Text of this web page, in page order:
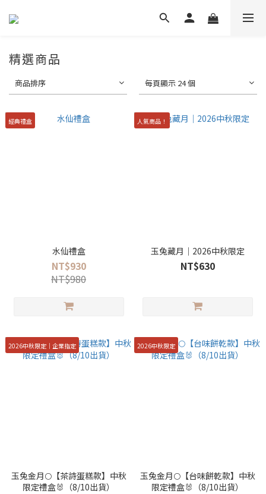
精選商品
商品排序 每頁顯示 24 個
經典禮盒
水仙禮盒
NT$930
NT$980
人氣商品！
玉兔藏月｜2026中秋限定
NT$630
2026中秋限定｜企業指定
玉兔金月🌕【茶詩蛋糕款】中秋
限定禮盒🐰（8/10出貨）
2026中秋限定
玉兔金月🌕【台味餅乾款】中秋
限定禮盒🐰（8/10出貨）